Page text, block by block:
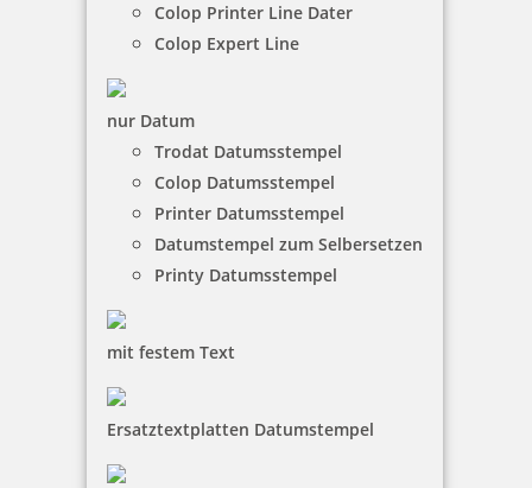
Colop Printer Line Dater
Colop Expert Line
nur Datum
Trodat Datumsstempel
Colop Datumsstempel
Printer Datumsstempel
Datumstempel zum Selbersetzen
Printy Datumsstempel
mit festem Text
Ersatztextplatten Datumstempel
Holzstempel rund für Schornsteinfeger - Viel Glück
Jetzt gestalten